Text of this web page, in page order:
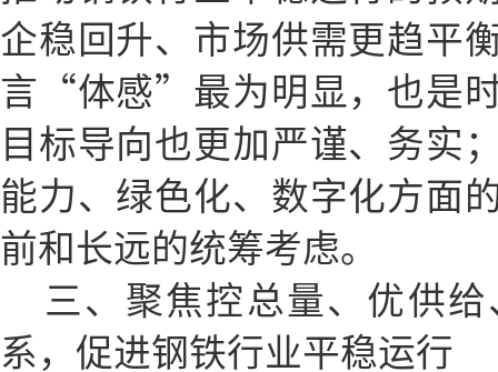
企稳回升、市场供需更趋平
言“体感”最为明显，也是
目标导向也更加严谨、务实
能力、绿色化、数字化方面
前和长远的统筹考虑。
三、聚焦控总量、优供
系，促进钢铁行业平稳运行